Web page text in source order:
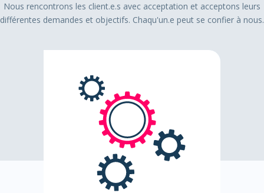
Nous rencontrons les client.e.s avec acceptation et acceptons leurs
différentes demandes et objectifs. Chaqu'un.e peut se confier à nous.